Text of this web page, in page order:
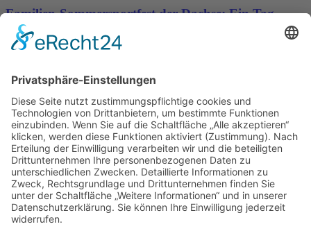
Familien-Sommersportfest der Dachse: Ein Tag
voller Bewegung, Spaß und Gemeinschaft
Technischer Administrator: Silvio Osowsky
Tage
Stunden
Minuten
Sekunden
Wir freuen uns auf einen tollen
sportlichen Familientag mit Allen
Mitgliedern